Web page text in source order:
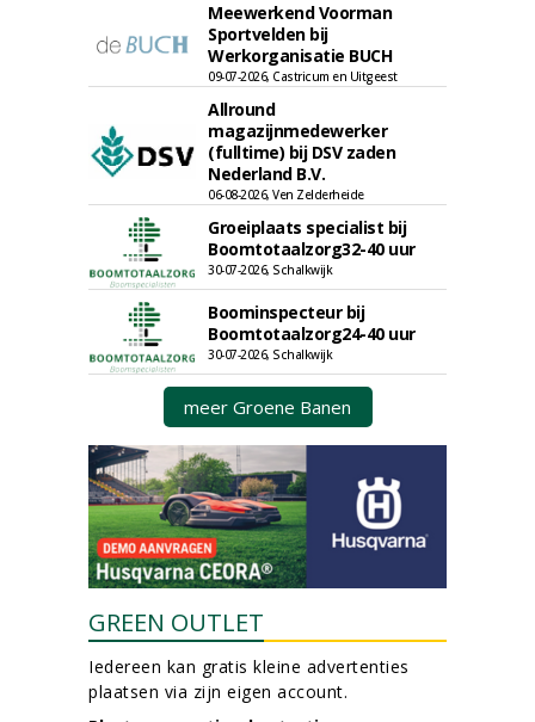
Meewerkend Voorman
Sportvelden bij
Werkorganisatie BUCH
09-07-2026, Castricum en Uitgeest
Allround
magazijnmedewerker
(fulltime) bij DSV zaden
Nederland B.V.
06-08-2026, Ven Zelderheide
Groeiplaats specialist bij
Boomtotaalzorg32-40 uur
30-07-2026, Schalkwijk
Boominspecteur bij
Boomtotaalzorg24-40 uur
30-07-2026, Schalkwijk
meer Groene Banen
GREEN OUTLET
Iedereen kan gratis kleine advertenties
plaatsen via zijn eigen account.